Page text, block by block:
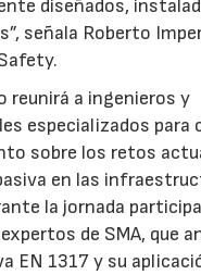
diseñados,
señala Roberto
reunirá a ingenieros y
especializados para
sobre los retos
en las
la jornada
de SMA, que
EN 1317 y su